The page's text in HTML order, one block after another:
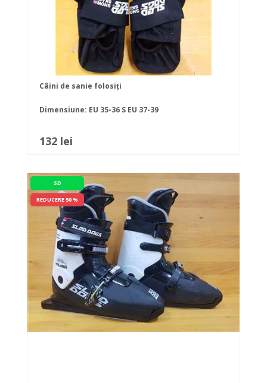
Câini de sanie folosiți
Dimensiune: EU 35-36 S EU 37-39
132 lei
SD
REDUCERE 50 %